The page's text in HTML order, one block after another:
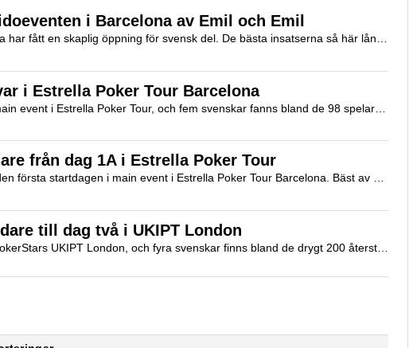
i Barcelona av Emil och Emil
EPT-veckorna i Barcelona har fått en skaplig öppning för svensk del. De bästa insatserna så här långt är femteplatser i två sidoevent av Emil Mattsson och Emil Ohlsson.
i Estrella Poker Tour Barcelona
från dag 1A i Estrella Poker Tour
Sju svenskar överlevde den första startdagen i main event i Estrella Poker Tour Barcelona. Bäst av dessa gick Marcus Hennemann och Joel Wikström.
till dag två i UKIPT London